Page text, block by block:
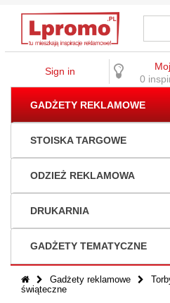
Sign in
0
GADŻETY REKLAMOWE
STOISKA TARGOWE
ODZIEŻ REKLAMOWA
DRUKARNIA
GADŻETY TEMATYCZNE
Gadżety reklamowe
świąteczne